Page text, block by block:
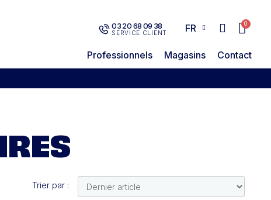
03 20 68 09 38
SERVICE CLIENT FR
Professionnels Magasins Contact
Trier par :